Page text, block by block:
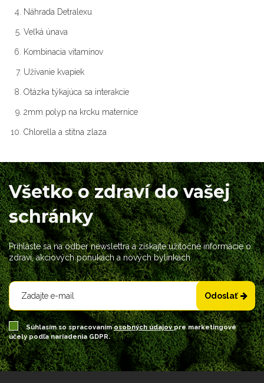
Náhrada Detralexu
Veľká únava
Kombinacia vitamínov
Užívanie kvapiek
Otázka týkajúca sa interakcie
2mm polyp na krcku maternice
Chlorella a stitna zlaza
Všetko o zdraví do vašej
schránky
Prihláste sa na odber newslettra a získajte užitočné informácie o
zdraví, akciových ponukách a nových bylinkách.
Odoslať
Súhlasím so spracovanímosobných údajovpre marketingové
účely podľa nariadenia GDPR.